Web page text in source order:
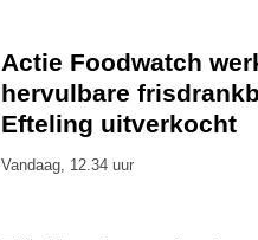
Actie Foodwatch
hervulbare
Efteling uitverkocht
Vandaag, 12.34 uur